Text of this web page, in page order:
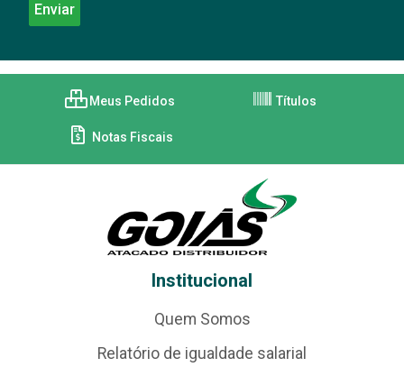
Meus Pedidos Títulos
Notas Fiscais
Institucional
Quem Somos
Relatório de igualdade salarial